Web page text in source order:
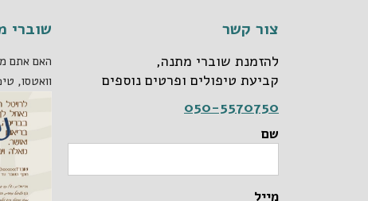
צור קשר
להזמנת שוברי מתנה,
קביעת טיפולים ופרטים נוספים
050-5570750
שם
מייל
שוברי
האם אתם
וואטסו,